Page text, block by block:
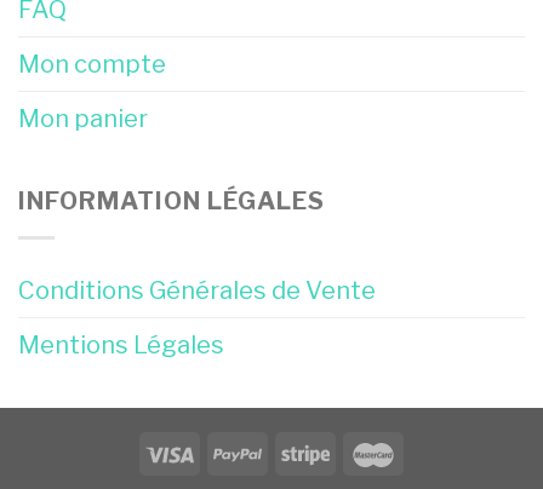
FAQ
Mon compte
Mon panier
INFORMATION LÉGALES
Conditions Générales de Vente
Mentions Légales